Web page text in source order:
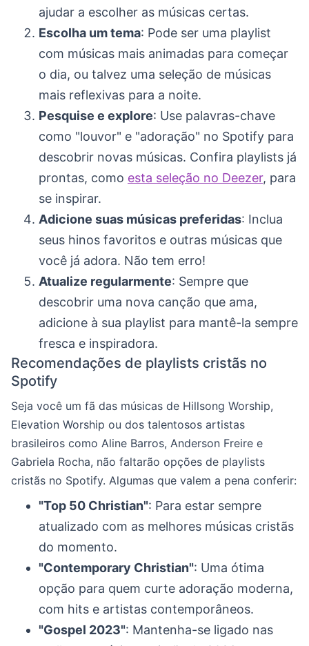
ajudar a escolher as músicas certas.
Escolha um tema: Pode ser uma playlist
com músicas mais animadas para começar
o dia, ou talvez uma seleção de músicas
mais reflexivas para a noite.
Pesquise e explore: Use palavras-chave
como "louvor" e "adoração" no Spotify para
descobrir novas músicas. Confira playlists já
prontas, como esta seleção no Deezer, para
se inspirar.
Adicione suas músicas preferidas: Inclua
seus hinos favoritos e outras músicas que
você já adora. Não tem erro!
Atualize regularmente: Sempre que
descobrir uma nova canção que ama,
adicione à sua playlist para mantê-la sempre
fresca e inspiradora.
Recomendações de playlists cristãs no
Spotify
Seja você um fã das músicas de Hillsong Worship,
Elevation Worship ou dos talentosos artistas
brasileiros como Aline Barros, Anderson Freire e
Gabriela Rocha, não faltarão opções de playlists
cristãs no Spotify. Algumas que valem a pena conferir:
"Top 50 Christian": Para estar sempre
atualizado com as melhores músicas cristãs
do momento.
"Contemporary Christian": Uma ótima
opção para quem curte adoração moderna,
com hits e artistas contemporâneos.
"Gospel 2023": Mantenha-se ligado nas